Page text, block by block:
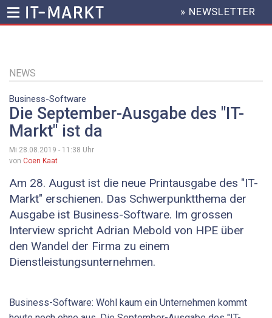
Inhalt
HEADER
MENU
» NEWSLETTER
NEWS
Business-Software
Die September-Ausgabe des "IT-
Markt" ist da
Mi 28.08.2019 - 11:38 Uhr
von Coen Kaat
Am 28. August ist die neue Printausgabe des "IT-
Markt" erschienen. Das Schwerpunktthema der
Ausgabe ist Business-Software. Im grossen
Interview spricht Adrian Mebold von HPE über
den Wandel der Firma zu einem
Dienstleistungsunternehmen.
Business-Software: Wohl kaum ein Unternehmen kommt